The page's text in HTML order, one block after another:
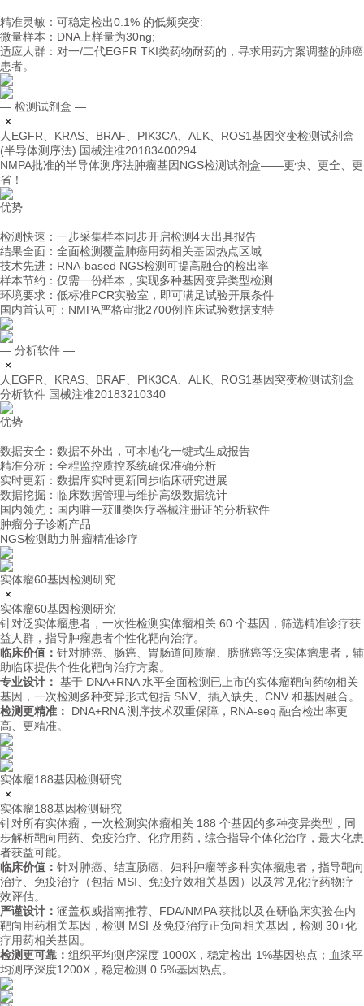
精准灵敏：可稳定检出0.1% 的低频突变:
微量样本：DNA上样量为30ng;
适应人群：对一/二代EGFR TKI类药物耐药的，寻求用药方案调整的肺癌
患者。
— 检测试剂盒 —
×
人EGFR、KRAS、BRAF、PIK3CA、ALK、ROS1基因突变检测试剂盒
(半导体测序法) 国械注准20183400294
NMPA批准的半导体测序法肿瘤基因NGS检测试剂盒——更快、更全、更
省！
优势
检测快速：一步采集样本同步开启检测4天出具报告
结果全面：全面检测覆盖肺癌用药相关基因热点区域
技术先进：RNA-based NGS检测可提高融合的检出率
样本节约：仅需一份样本，实现多种基因变异类型检测
环境要求：低标准PCR实验室，即可满足试验开展条件
国内首认可：NMPA严格审批2700例临床试验数据支特
— 分析软件 —
×
人EGFR、KRAS、BRAF、PIK3CA、ALK、ROS1基因突变检测试剂盒
分析软件 国械注准20183210340
优势
数据安全：数据不外出，可本地化一键式生成报告
精准分析：全程监控质控系统确保准确分析
实时更新：数据库实时更新同步临床研究进展
数据挖掘：临床数据管理与维护高级数据统计
国内领先：国内唯一获Ⅲ类医疗器械注册证的分析软件
肿瘤分子诊断产品
NGS检测助力肿瘤精准诊疗
实体瘤60基因检测研究
×
实体瘤60基因检测研究
针对泛实体瘤患者，一次性检测实体瘤相关 60 个基因，筛选精准诊疗获
益人群，指导肿瘤患者个性化靶向治疗。
临床价值： 针对肺癌、肠癌、胃肠道间质瘤、膀胱癌等泛实体瘤患者，辅
助临床提供个性化靶向治疗方案。
专业设计： 基于 DNA+RNA 水平全面检测已上市的实体瘤靶向药物相关
基因，一次检测多种变异形式包括 SNV、插入缺失、CNV 和基因融合。
检测更精准： DNA+RNA 测序技术双重保障，RNA-seq 融合检出率更
高、更精准。
实体瘤188基因检测研究
×
实体瘤188基因检测研究
针对所有实体瘤，一次检测实体瘤相关 188 个基因的多种变异类型，同
步解析靶向用药、免疫治疗、化疗用药，综合指导个体化治疗，最大化患
者获益可能。
临床价值： 针对肺癌、结直肠癌、妇科肿瘤等多种实体瘤患者，指导靶向
治疗、免疫治疗（包括 MSI、免疫疗效相关基因）以及常见化疗药物疗
效评估。
严谨设计： 涵盖权威指南推荐、FDA/NMPA 获批以及在研临床实验在内
靶向用药相关基因，检测 MSI 及免疫治疗正负向相关基因，检测 30+化
疗用药相关基因。
检测更可靠： 组织平均测序深度 1000X，稳定检出 1%基因热点；血浆平
均测序深度1200X，稳定检测 0.5%基因热点。